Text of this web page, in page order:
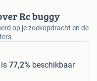
Rc buggy
op je zoekopdracht en de
77,2% beschikbaar